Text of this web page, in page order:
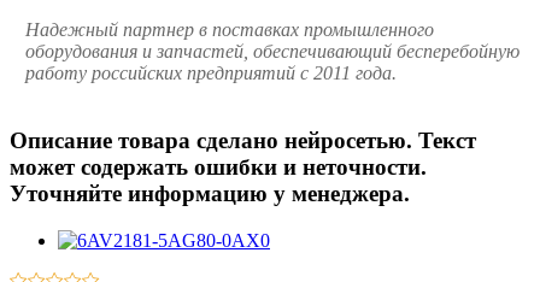
Надежный партнер в поставках промышленного
оборудования и запчастей, обеспечивающий бесперебойную
работу российских предприятий с 2011 года.
Описание товара сделано нейросетью. Текст
может содержать ошибки и неточности.
Уточняйте информацию у менеджера.